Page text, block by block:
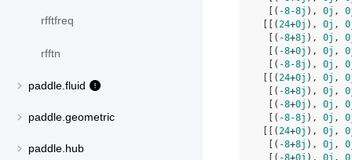
rfftfreq
rfftn
paddle.fluid
paddle.geometric
paddle.hub
  [(
-8-8j ), 0j ,
[[(24+0j ), 0j ,
  [(
-8+8j ), 0j ,
  [(
-8+0j ), 0j ,
  [(
-8-8j ), 0j ,
[[(24+0j ), 0j ,
  [(
-8+8j ), 0j ,
  [(
-8+0j ), 0j ,
  [(
-8-8j ), 0j ,
[[(24+0j ), 0j ,
  [(
-8+8j ), 0j ,
  [(
-8+0j ), 0j ,